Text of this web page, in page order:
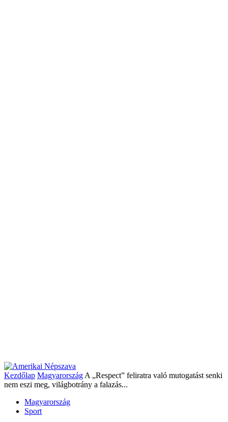
Kezdőlap Magyarország A „Respect” feliratra való mutogatást senki
nem eszi meg, világbotrány a falazás...
Magyarország
Sport